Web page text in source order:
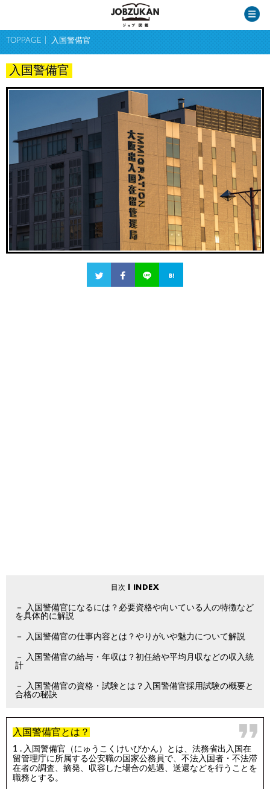
TOPPAGE 入国警備官
入国警備官
入国警備官になるには？必要資格や向いている人の特徴など
を具体的に解説
入国警備官の仕事内容とは？やりがいや魅力について解説
入国警備官の給与・年収は？初任給や平均月収などの収入統
計
入国警備官の資格・試験とは？入国警備官採用試験の概要と
合格の秘訣
入国警備官とは？
入国警備官（にゅうこくけいびかん）とは、法務省出入国在
留管理庁に所属する公安職の国家公務員で、不法入国者・不法滞
在者の調査、摘発、収容した場合の処遇、送還などを行うことを
職務とする。